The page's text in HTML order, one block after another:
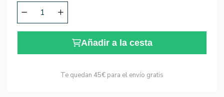
Añadir a la cesta
Te quedan 45€ para el envío gratis